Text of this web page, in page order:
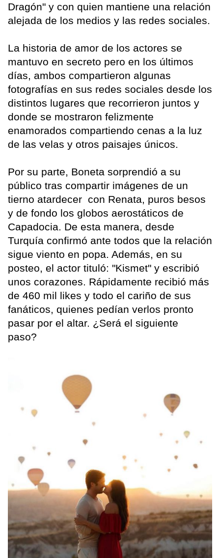
Dragón" y con quien mantiene una relación
alejada de los medios y las redes sociales.
La historia de amor de los actores se
mantuvo en secreto pero en los últimos
días, ambos compartieron algunas
fotografías en sus redes sociales desde los
distintos lugares que recorrieron juntos y
donde se mostraron felizmente
enamorados compartiendo cenas a la luz
de las velas y otros paisajes únicos.
Por su parte, Boneta sorprendió a su
público tras compartir imágenes de un
tierno atardecer con Renata, puros besos
y de fondo los globos aerostáticos de
Capadocia. De esta manera, desde
Turquía confirmó ante todos que la relación
sigue viento en popa. Además, en su
posteo, el actor tituló: "Kismet" y escribió
unos corazones. Rápidamente recibió más
de 460 mil likes y todo el cariño de sus
fanáticos, quienes pedían verlos pronto
pasar por el altar. ¿Será el siguiente
paso?